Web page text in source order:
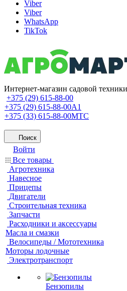
Viber
Viber
WhatsApp
TikTok
Интернет-магазин садовой
+375 (29) 615-88-00
+375 (29) 615-88-00A1
+375 (33) 615-88-00МТС
Поиск
Войти
Все товары
Агротехника
Навесное
Прицепы
Двигатели
Строительная техника
Запчасти
Расходники и аксессуары
Масла и смазки
Велосипеды / Мототехника
Моторы лодочные
Электротранспорт
Бензопилы